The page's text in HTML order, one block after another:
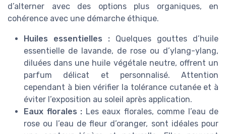
d’alterner avec des options plus organiques, en
cohérence avec une démarche éthique.
Huiles essentielles : Quelques gouttes d’huile
essentielle de lavande, de rose ou d’ylang-ylang,
diluées dans une huile végétale neutre, offrent un
parfum délicat et personnalisé. Attention
cependant à bien vérifier la tolérance cutanée et à
éviter l’exposition au soleil après application.
Eaux florales : Les eaux florales, comme l’eau de
rose ou l’eau de fleur d’oranger, sont idéales pour